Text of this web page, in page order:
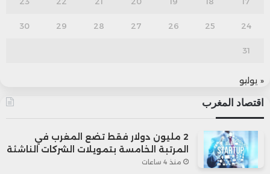
24
25
26
27
28
29
30
31
« يوليو
اقتصاد المغرب
2 مليون دولار فقط تضع المغرب في
المرتبة الخامسة بتمويلات الشركات الناشئة
منذ 4 ساعات